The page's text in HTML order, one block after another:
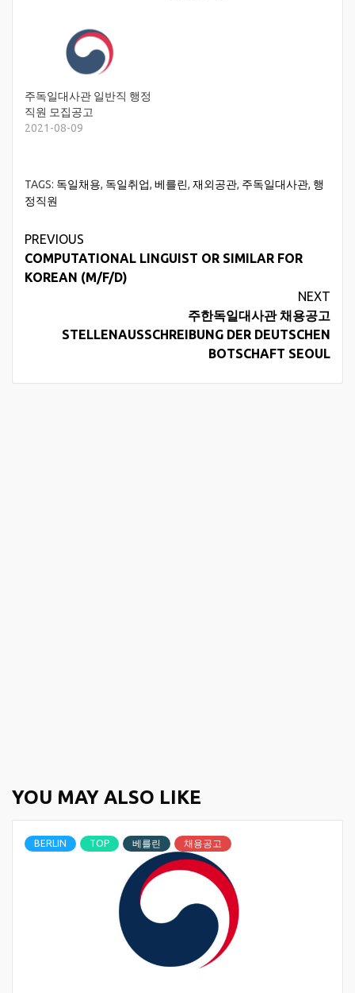
업무역량이나 공관 사정 등
에 따라 업무 분장 변경 가
능 2. 채용 인원 : 1명 3. 원
서 접수 : ~…
주독일대사관 일반직 행정
직원 모집공고
2021-08-09
TAGS: 독일채용, 독일취업, 베를린, 재외공관, 주독일대사관, 행
정직원
Continue
Reading
PREVIOUS
COMPUTATIONAL LINGUIST OR SIMILAR FOR
KOREAN (M/F/D)
NEXT
주한독일대사관 채용공고
STELLENAUSSCHREIBUNG DER DEUTSCHEN
BOTSCHAFT SEOUL
YOU MAY ALSO LIKE
BERLIN TOP 베를린 채용공고